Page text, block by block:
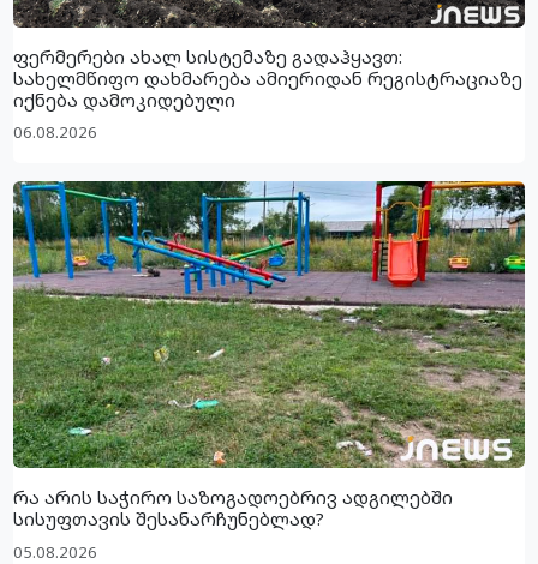
ფერმერები ახალ სისტემაზე გადაჰყავთ:
სახელმწიფო დახმარება ამიერიდან რეგისტრაციაზე
იქნება დამოკიდებული
06.08.2026
რა არის საჭირო საზოგადოებრივ ადგილებში
სისუფთავის შესანარჩუნებლად?
05.08.2026